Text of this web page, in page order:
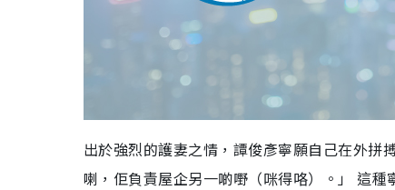
出於強烈的護妻之情，譚俊彥寧願自己在外拼
喇，佢負責屋企另一啲嘢（咪得咯）。」 這